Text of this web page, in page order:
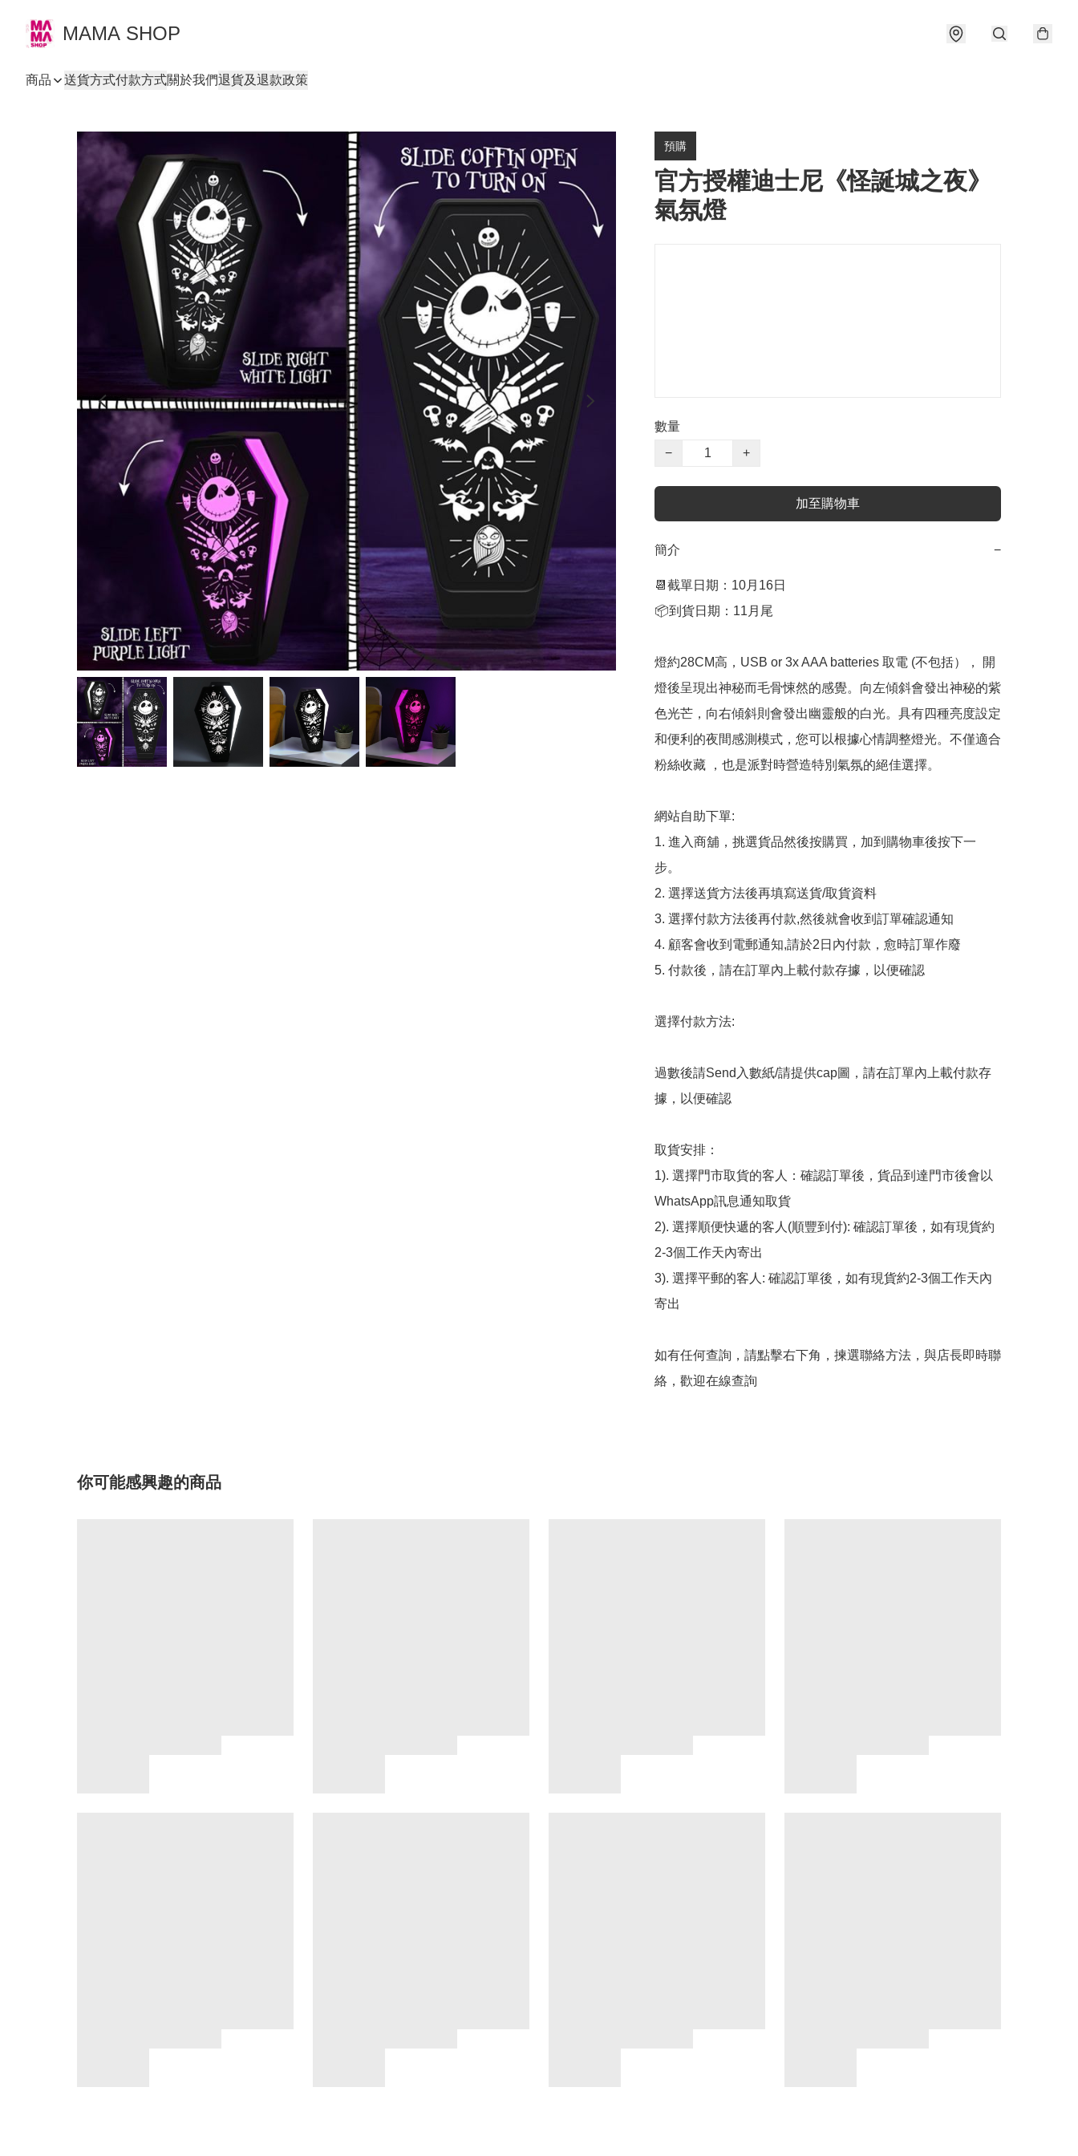
MAMA SHOP
商品 送貨方式付款方式關於我們退貨及退款政策
預購
官方授權迪士尼《怪誕城之夜》
氣氛燈
數量
−
+
加至購物車
簡介 −
📆截單日期：10月16日
📦到貨日期：11月尾
燈約28CM高，USB or 3x AAA batteries 取電 (不包括）， 開
燈後呈現出神秘而毛骨悚然的感覺。向左傾斜會發出神秘的紫
色光芒，向右傾斜則會發出幽靈般的白光。具有四種亮度設定
和便利的夜間感測模式，您可以根據心情調整燈光。不僅適合
粉絲收藏 ，也是派對時營造特別氣氛的絕佳選擇。
網站自助下單:
1. 進入商舖，挑選貨品然後按購買，加到購物車後按下一
步。
2. 選擇送貨方法後再填寫送貨/取貨資料
3. 選擇付款方法後再付款,然後就會收到訂單確認通知
4. 顧客會收到電郵通知,請於2日內付款，愈時訂單作廢
5. 付款後，請在訂單內上載付款存據，以便確認
選擇付款方法:
過數後請Send入數紙/請提供cap圖，請在訂單內上載付款存
據，以便確認
取貨安排：
1). 選擇門市取貨的客人：確認訂單後，貨品到達門市後會以
WhatsApp訊息通知取貨
2). 選擇順便快遞的客人(順豐到付): 確認訂單後，如有現貨約
2-3個工作天內寄出
3). 選擇平郵的客人: 確認訂單後，如有現貨約2-3個工作天內
寄出
如有任何查詢，請點擊右下角，揀選聯絡方法，與店長即時聯
絡，歡迎在線查詢
你可能感興趣的商品